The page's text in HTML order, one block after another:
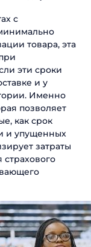
с
товара, эта
эти сроки
и у
Именно
позволяет
как срок
и упущенных
затраты
страхового